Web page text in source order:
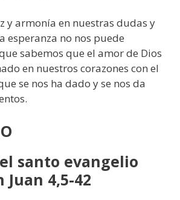
y armonía en nuestras dudas y
esperanza no nos puede
sabemos que el amor de Dios
en nuestros corazones con el
se nos ha dado y se nos da
santo evangelio
Juan 4,5-42